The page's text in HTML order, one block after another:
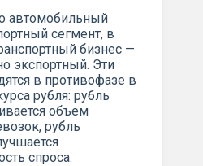
автомобильный
сегмент, в
бизнес —
экспортный. Эти
в противофазе в
рубля: рубль
объем
рубль
спроса.